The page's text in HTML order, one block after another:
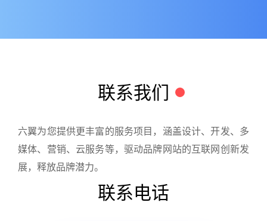
联系我们
六翼为您提供更丰富的服务项目，涵盖设计、开发、多
媒体、营销、云服务等，驱动品牌网站的互联网创新发
展，释放品牌潜力。
联系电话